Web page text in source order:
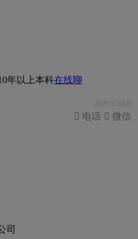
年以上本科在线聊
2026.6.5活跃
 微信
 电话
司